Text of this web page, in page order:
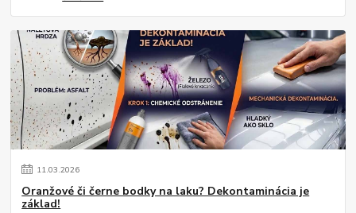
11.03.2026
Oranžové či černe bodky na laku? Dekontaminácia je
základ!